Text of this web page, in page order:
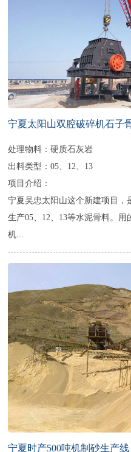
宁夏太阳山双腔破碎机石子
处理物料：硬质石灰岩
出料类型：05、12、13
项目介绍：
宁夏吴忠太阳山这个新建项目，
生产05、12、13等水泥骨料。
机...
宁夏时产500吨机制砂生产线